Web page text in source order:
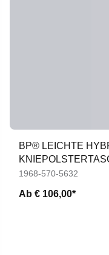
BP® LEICHTE
1968-570-5632
Ab € 106,00*